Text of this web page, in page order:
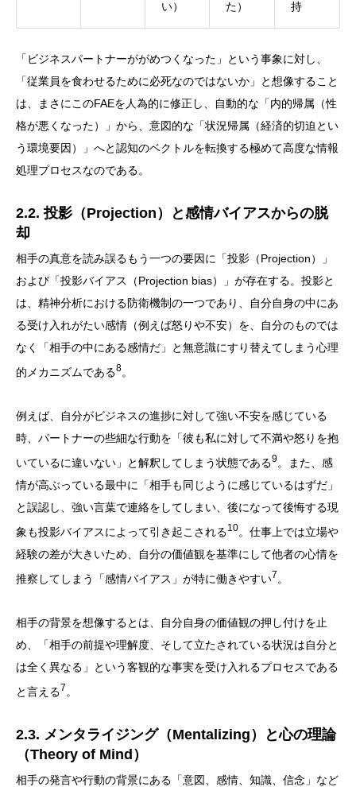
い） た） 持
「ビジネスパートナーががめつくなった」という事象に対し、
「従業員を食わせるために必死なのではないか」と想像すること
は、まさにこのFAEを人為的に修正し、自動的な「内的帰属（性
格が悪くなった）」から、意図的な「状況帰属（経済的切迫とい
う環境要因）」へと認知のベクトルを転換する極めて高度な情報
処理プロセスなのである。
2.2. 投影（Projection）と感情バイアスからの脱
却
相手の真意を読み誤るもう一つの要因に「投影（Projection）」
および「投影バイアス（Projection bias）」が存在する。投影と
は、精神分析における防衛機制の一つであり、自分自身の中にあ
る受け入れがたい感情（例えば怒りや不安）を、自分のものでは
なく「相手の中にある感情だ」と無意識にすり替えてしまう心理
的メカニズムである8。
例えば、自分がビジネスの進捗に対して強い不安を感じている
時、パートナーの些細な行動を「彼も私に対して不満や怒りを抱
いているに違いない」と解釈してしまう状態である9。また、感
情が高ぶっている最中に「相手も同じように感じているはずだ」
と誤認し、強い言葉で連絡をしてしまい、後になって後悔する現
象も投影バイアスによって引き起こされる10。仕事上では立場や
経験の差が大きいため、自分の価値観を基準にして他者の心情を
推察してしまう「感情バイアス」が特に働きやすい7 。
相手の背景を想像するとは、自分自身の価値観の押し付けを止
め、「相手の前提や理解度、そして立たされている状況は自分と
は全く異なる」という客観的な事実を受け入れるプロセスである
と言える7 。
2.3. メンタライジング（Mentalizing）と心の理論
（Theory of Mind）
相手の発言や行動の背景にある「意図、感情、知識、信念」など